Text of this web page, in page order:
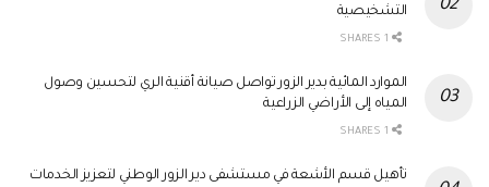
التشخيصية
الموارد المائية بدير الزور تواصل صيانة أقنية الري لتحسين وصول
المياه إلى الأراضي الزراعية
تأهيل قسم الأشعة في مستشفى دير الزور الوطني لتعزيز الخدمات